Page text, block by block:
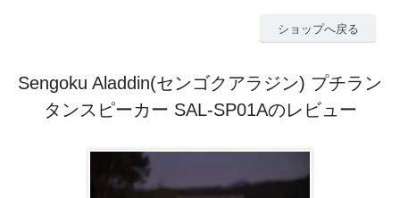
ショップへ戻る
Sengoku Aladdin(センゴクアラジン) プチラン
タンスピーカー SAL-SP01Aのレビュー